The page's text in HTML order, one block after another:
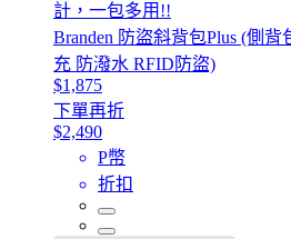
計，一包多用!!
Branden 防盜斜背包Plus (側
充 防潑水 RFID防盜)
$1,875
下單再折
$2,490
P幣
折扣